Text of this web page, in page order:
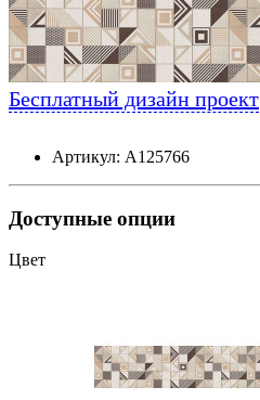
Бесплатный дизайн проект
Артикул: А125766
Доступные опции
Цвет